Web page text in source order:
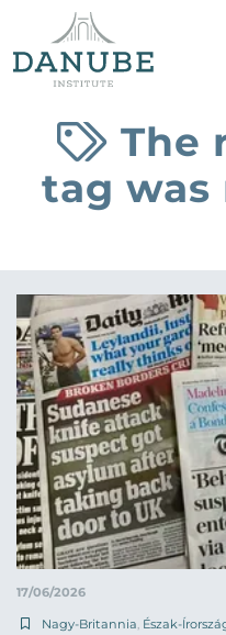
The
tag
17/06/2026
Nagy-Britannia Észak-